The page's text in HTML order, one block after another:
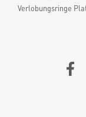
Verlobungsringe